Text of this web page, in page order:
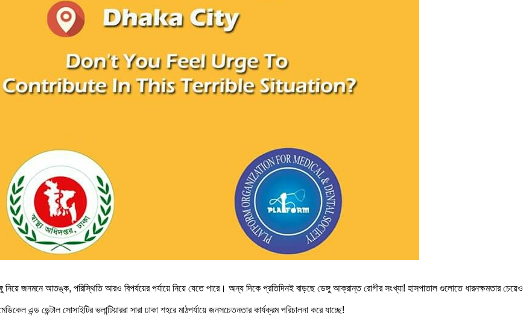
নিয়ে জনমনে আতঙ্ক, পরিস্থিতি আরও বিপর্যয়ের পর্যায়ে নিয়ে যেতে পারে। অন্য দিকে প্রতিদিনই বাড়ছে ডেঙ্গু আক্রান্ত রোগীর সংখ্যা! হাসপাতাল গুলোতে ধারনক্ষমতার চেয়েও
এন্ড ডেন্টাল সোসাইটির ভলান্টিয়াররা সারা ঢাকা শহরে মাঠপর্যায়ে জনসচেতনতার কার্যক্রম পরিচালনা করে যাচ্ছে!